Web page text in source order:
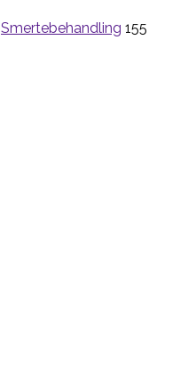
Smertebehandling 155